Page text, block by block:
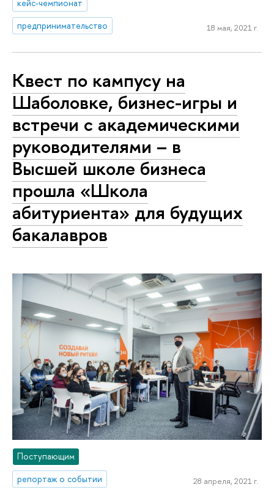
кейс-чемпионат
предпринимательство
18 мая, 2021 г.
Квест по кампусу на
Шаболовке, бизнес-игры и
встречи с академическими
руководителями – в
Высшей школе бизнеса
прошла «Школа
абитуриента» для будущих
бакалавров
Поступающим
репортаж о событии
28 апреля, 2021 г.